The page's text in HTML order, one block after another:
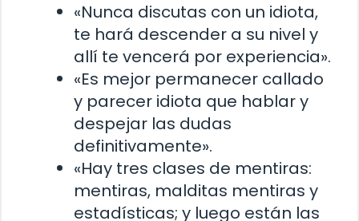
«Nunca discutas con un idiota,
te hará descender a su nivel y
allí te vencerá por experiencia».
«Es mejor permanecer callado
y parecer idiota que hablar y
despejar las dudas
definitivamente».
«Hay tres clases de mentiras:
mentiras, malditas mentiras y
estadísticas; y luego están las